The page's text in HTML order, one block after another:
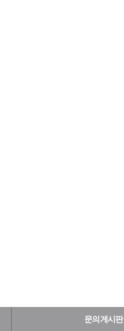
문의게시판